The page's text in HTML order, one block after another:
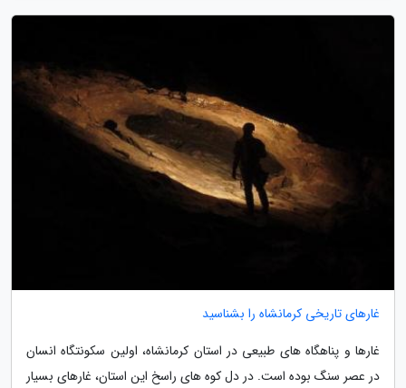
غارهای تاریخی کرمانشاه را بشناسید
غارها و پناهگاه های طبیعی در استان کرمانشاه، اولین سکونتگاه انسان
در عصر سنگ بوده است. در دل کوه های راسخ این استان، غارهای بسیار